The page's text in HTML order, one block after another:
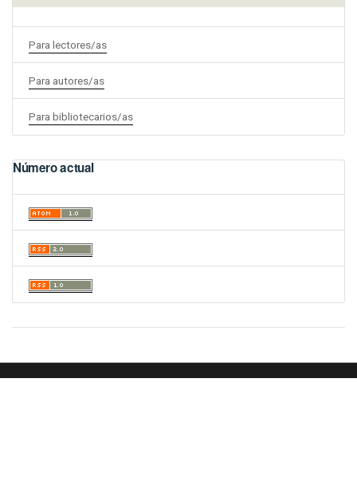
Para lectores/as
Para autores/as
Para bibliotecarios/as
Número actual